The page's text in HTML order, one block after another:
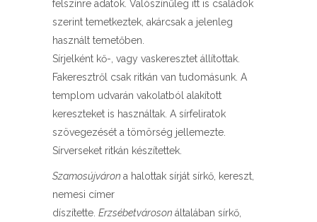
felszínre adatok. Valószínűleg itt is családok
szerint temetkeztek, akárcsak a jelenleg
használt temetőben.
Sírjelként kő-, vagy vaskeresztet állítottak.
Fakeresztről csak ritkán van tudomásunk. A
templom udvarán vakolatból alakított
kereszteket is használtak. A sírfeliratok
szövegezését a tömörség jellemezte.
Sírverseket ritkán készítettek.
Szamosújváron a halottak sírját sírkő, kereszt,
nemesi címer
díszítette. Erzsébetvároson általában sírkő,